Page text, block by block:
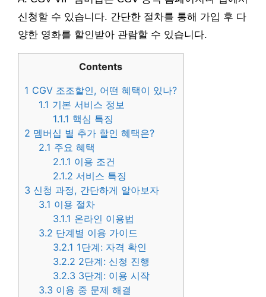
신청할 수 있습니다. 간단한 절차를 통해 가입 후 다
양한 영화를 할인받아 관람할 수 있습니다.
Contents
1 CGV 조조할인, 어떤 혜택이 있나?
1.1 기본 서비스 정보
1.1.1 핵심 특징
2 멤버십 별 추가 할인 혜택은?
2.1 주요 혜택
2.1.1 이용 조건
2.1.2 서비스 특징
3 신청 과정, 간단하게 알아보자
3.1 이용 절차
3.1.1 온라인 이용법
3.2 단계별 이용 가이드
3.2.1 1단계: 자격 확인
3.2.2 2단계: 신청 진행
3.2.3 3단계: 이용 시작
3.3 이용 중 문제 해결